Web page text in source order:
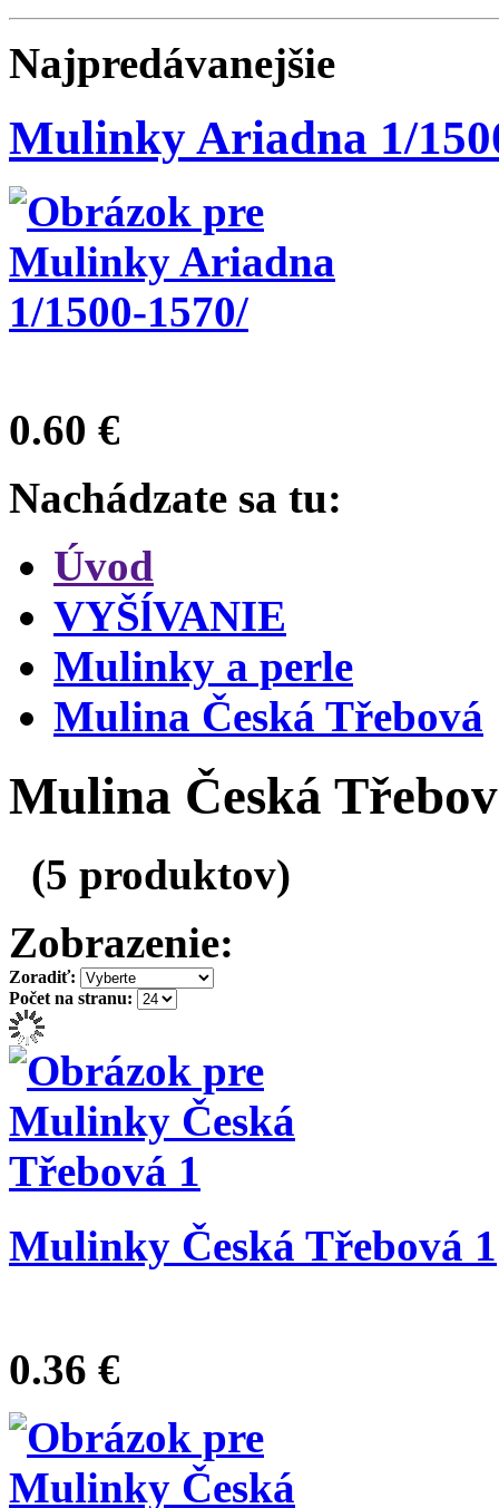
Najpredávanejšie
Mulinky Ariadna 1/
0.60 €
Nachádzate sa tu:
Úvod
VYŠĺVANIE
Mulinky a perle
Mulina Česká Třebová
Mulina Česká
(5 produktov)
Zobrazenie:
Zoradiť:
Počet na stranu:
Mulinky Česká Třebová 1
0.36 €